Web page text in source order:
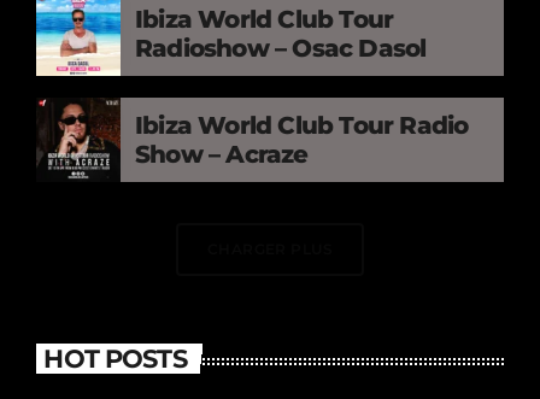
Ibiza World Club Tour
Radioshow – Osac Dasol
Ibiza World Club Tour Radio
Show – Acraze
HOT POSTS